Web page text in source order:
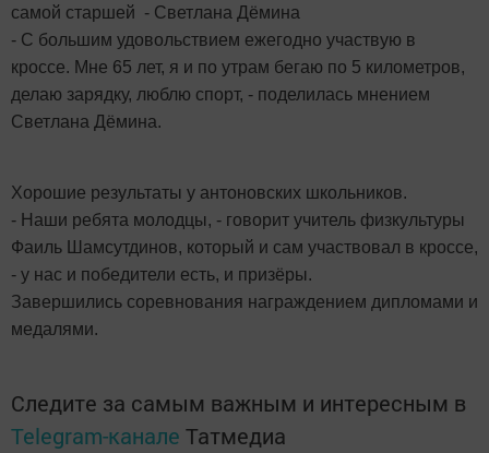
самой старшей - Светлана Дёмина
- С большим удовольствием ежегодно участвую в
кроссе. Мне 65 лет, я и по утрам бегаю по 5 километров,
делаю зарядку, люблю спорт, - поделилась мнением
Светлана Дёмина.
Хорошие результаты у антоновских школьников.
- Наши ребята молодцы, - говорит учитель физкультуры
Фаиль Шамсутдинов, который и сам участвовал в кроссе,
- у нас и победители есть, и призёры.
Завершились соревнования награждением дипломами и
медалями.
Следите за самым важным и интересным в
Telegram-канале Татмедиа